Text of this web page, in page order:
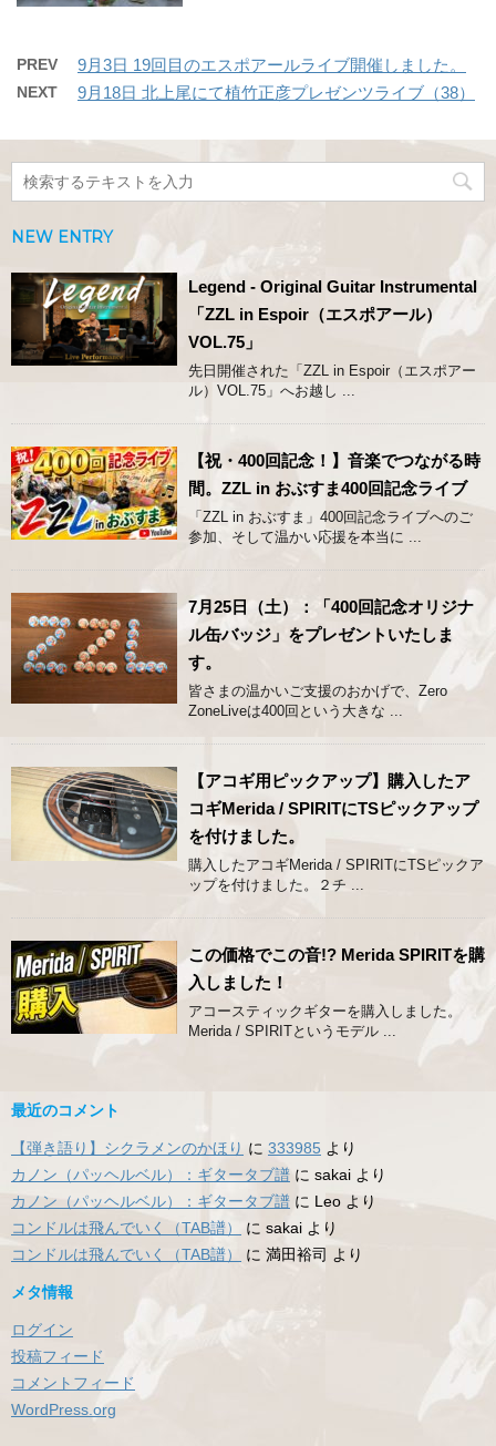
PREV 9月3日 19回目のエスポアールライブ開催しました。
NEXT 9月18日 北上尾にて植竹正彦プレゼンツライブ（38）
NEW ENTRY
Legend - Original Guitar Instrumental
「ZZL in Espoir（エスポアール）
VOL.75」
先日開催された「ZZL in Espoir（エスポアー
ル）VOL.75」へお越し ...
【祝・400回記念！】音楽でつながる時
間。ZZL in おぶすま400回記念ライブ
「ZZL in おぶすま」400回記念ライブへのご
参加、そして温かい応援を本当に ...
7月25日（土）：「400回記念オリジナ
ル缶バッジ」をプレゼントいたしま
す。
皆さまの温かいご支援のおかげで、Zero
ZoneLiveは400回という大きな ...
【アコギ用ピックアップ】購入したア
コギMerida / SPIRITにTSピックアップ
を付けました。
購入したアコギMerida / SPIRITにTSピックア
ップを付けました。２チ ...
この価格でこの音!? Merida SPIRITを購
入しました！
アコースティックギターを購入しました。
Merida / SPIRITというモデル ...
最近のコメント
【弾き語り】シクラメンのかほり に 333985 より
カノン（パッヘルベル）：ギタータブ譜 に sakai より
カノン（パッヘルベル）：ギタータブ譜 に Leo より
コンドルは飛んでいく（TAB譜）
に sakai より
コンドルは飛んでいく（TAB譜）
に 満田裕司 より
メタ情報
ログイン
投稿フィード
コメントフィード
WordPress.org